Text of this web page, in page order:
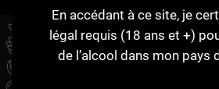
En accédant à ce site, je
légal requis (18 ans et +)
de l’alcool dans mon pays